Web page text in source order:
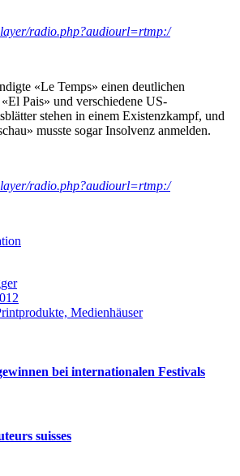
radio.php?audiourl=rtmp:/
«Le Temps» einen deutlichen
Pais» und verschiedene US-
stehen in einem Existenzkampf, und
musste sogar Insolvenz anmelden.
radio.php?audiourl=rtmp:/
Medienhäuser
bei internationalen Festivals
suisses